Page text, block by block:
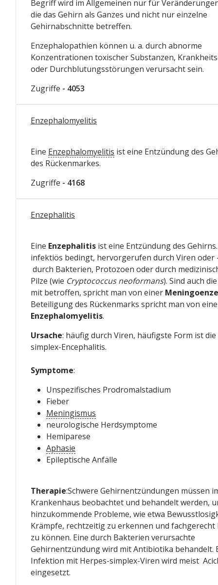
Begriff wird im Allgemeinen nur für
die das Gehirn als Ganzes und nicht nur einzelne
Gehirnabschnitte betreffen.
Enzephalopathien können u. a. durch abnorme
Konzentrationen toxischer Substanzen,
oder Durchblutungsstörungen verursacht sein.
Zugriffe - 4053
Enzephalomyelitis
Eine Enzephalomyelitis ist eine Entzündung des
des Rückenmarkes.
Zugriffe - 4168
Enzephalitis
Eine Enzephalitis ist eine Entzündung des
infektiös bedingt, hervorgerufen durch Viren oder
durch Bakterien, Protozoen oder durch
Pilze (wie Cryptococcus neoformans). Sind auch
mit betroffen, spricht man von einer
Beteiligung des Rückenmarks spricht man von
Enzephalomyelitis.
Ursache: häufig durch Viren, häufigste Form ist
simplex-Encephalitis.
Symptome:
Unspezifisches Prodromalstadium
Fieber
Meningismus
neurologische Herdsymptome
Hemiparese
Aphasie
Epileptische Anfälle
Therapie:Schwere Gehirnentzündungen müssen
Krankenhaus beobachtet und behandelt werden,
hinzukommende Probleme, wie etwa
Krämpfe, rechtzeitig zu erkennen und fachgerecht
zu können. Eine durch Bakterien verursachte
Gehirnentzündung wird mit Antibiotika behandelt.
Infektion mit Herpes-simplex-Viren wird meist
eingesetzt.